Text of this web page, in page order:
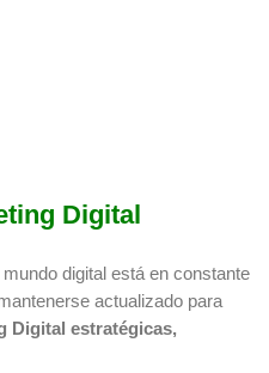
Digital
digital está en constante
actualizado para
Digital estratégicas,